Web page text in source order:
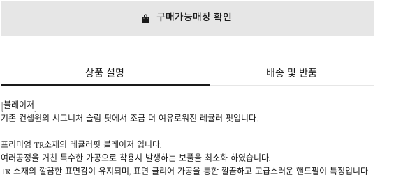
구매가능매장 확인
상품 설명 배송 및 반품
[블레이저]
기존 컨셉원의 시그니처 슬림 핏에서 조금 더 여유로워진 레귤러 핏입니다.
프리미엄 TR소재의 레귤러핏 블레이저 입니다.
여러공정을 거친 특수한 가공으로 착용시 발생하는 보풀을 최소화 하였습니다.
TR 소재의 깔끔한 표면감이 유지되며, 표면 클리어 가공을 통한 깔끔하고 고급스러운 핸드필이 특징입니다.